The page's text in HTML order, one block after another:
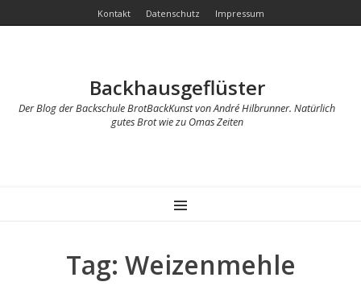
Kontakt Datenschutz Impressum
Backhausgeflüster
Der Blog der Backschule BrotBackKunst von André Hilbrunner. Natürlich
gutes Brot wie zu Omas Zeiten
MENU
Tag: Weizenmehle